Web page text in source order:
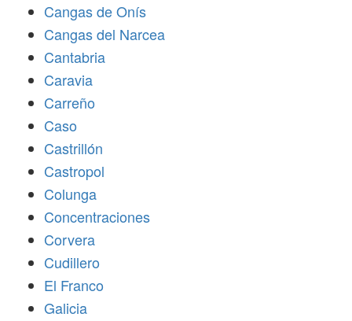
Cangas de Onís
Cangas del Narcea
Cantabria
Caravia
Carreño
Caso
Castrillón
Castropol
Colunga
Concentraciones
Corvera
Cudillero
El Franco
Galicia